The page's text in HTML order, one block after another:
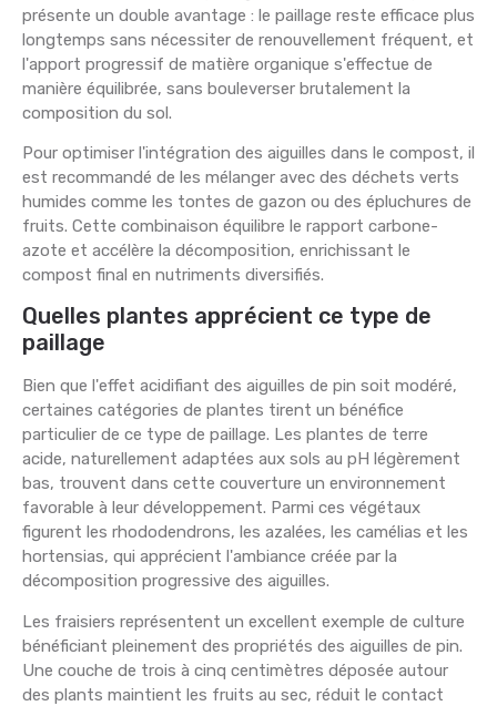
présente un double avantage : le paillage reste efficace plus
longtemps sans nécessiter de renouvellement fréquent, et
l'apport progressif de matière organique s'effectue de
manière équilibrée, sans bouleverser brutalement la
composition du sol.
Pour optimiser l'intégration des aiguilles dans le compost, il
est recommandé de les mélanger avec des déchets verts
humides comme les tontes de gazon ou des épluchures de
fruits. Cette combinaison équilibre le rapport carbone-
azote et accélère la décomposition, enrichissant le
compost final en nutriments diversifiés.
Quelles plantes apprécient ce type de
paillage
Bien que l'effet acidifiant des aiguilles de pin soit modéré,
certaines catégories de plantes tirent un bénéfice
particulier de ce type de paillage. Les plantes de terre
acide, naturellement adaptées aux sols au pH légèrement
bas, trouvent dans cette couverture un environnement
favorable à leur développement. Parmi ces végétaux
figurent les rhododendrons, les azalées, les camélias et les
hortensias, qui apprécient l'ambiance créée par la
décomposition progressive des aiguilles.
Les fraisiers représentent un excellent exemple de culture
bénéficiant pleinement des propriétés des aiguilles de pin.
Une couche de trois à cinq centimètres déposée autour
des plants maintient les fruits au sec, réduit le contact